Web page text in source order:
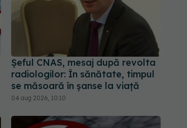
Șeful CNAS, mesaj după revolta
radiologilor: În sănătate, timpul
se măsoară în șanse la viață
04 aug 2026, 10:10